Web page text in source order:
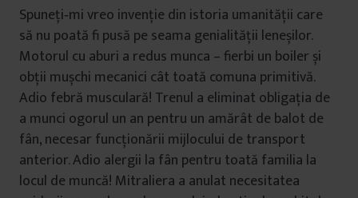
Spuneţi‑mi vreo invenţie din istoria umanităţii care
să nu poată fi pusă pe seama genialităţii leneșilor.
Motorul cu aburi a redus munca – fierbi un boiler și
obţii mușchi mecanici cât toată comuna primitivă.
Adio febră musculară! Trenul a eliminat obligaţia de
a munci ogorul un an pentru un amărât de balot de
fân, necesar funcţionării mijlocului de transport
anterior. Adio alergii la fân pentru toată familia la
locul de muncă! Mitraliera a anulat necesitatea